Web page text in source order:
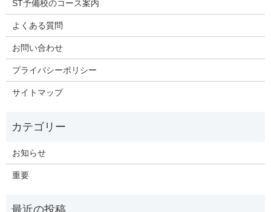
ST予備校のコース案内
よくある質問
お問い合わせ
プライバシーポリシー
サイトマップ
お知らせ
重要